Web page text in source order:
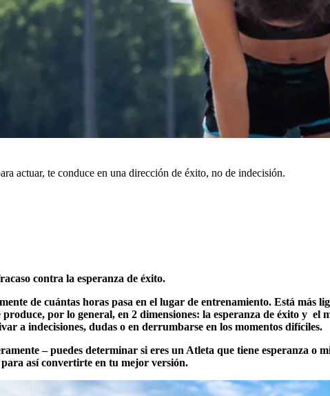
actuar, te conduce en una dirección de éxito, no de indecisión.
contra la esperanza de éxito.
de cuántas horas pasa en el lugar de entrenamiento. Está más
por lo general, en 2 dimensiones: la esperanza de éxito y
a indecisiones, dudas o en derrumbarse en los momentos difíciles.
– puedes determinar si eres un Atleta que tiene esperanza
así convertirte en tu mejor versión.